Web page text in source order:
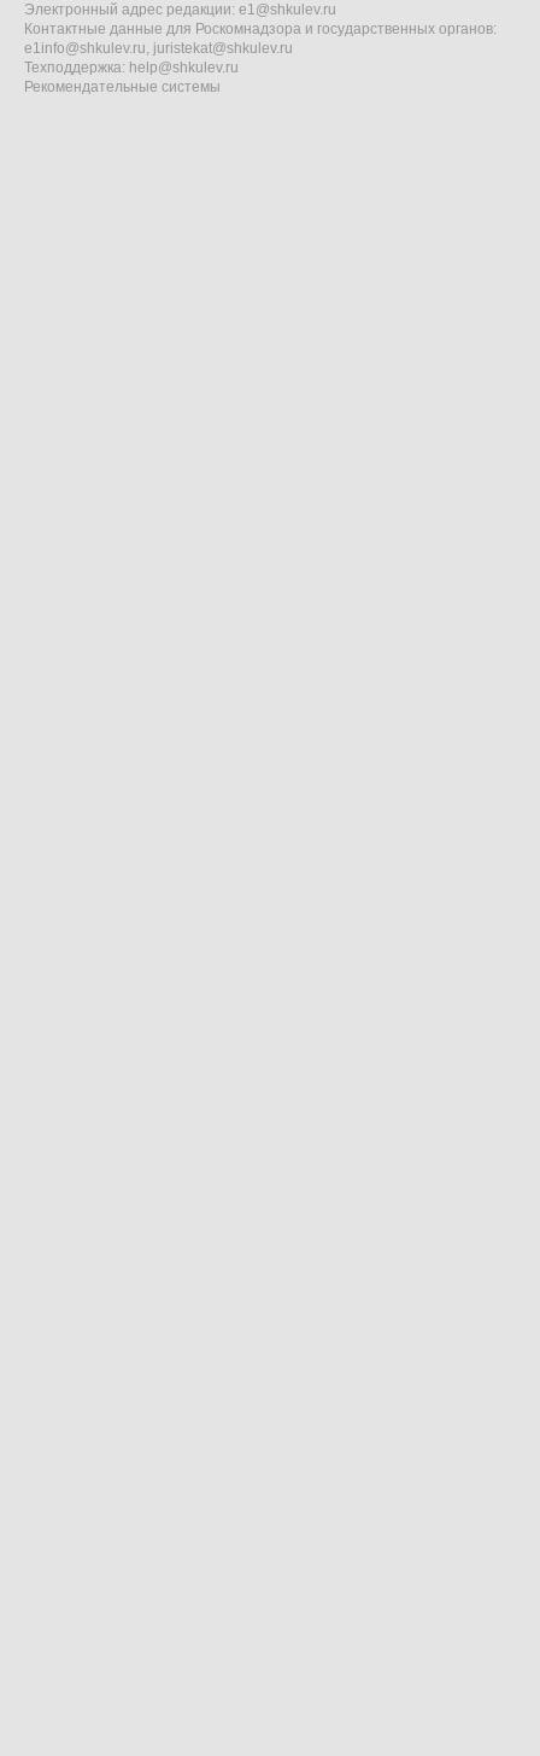
Электронный адрес редакции: e1@shkulev.ru
Контактные данные для Роскомнадзора и государственных органов:
e1info@shkulev.ru, juristekat@shkulev.ru
Техподдержка: help@shkulev.ru
Рекомендательные системы